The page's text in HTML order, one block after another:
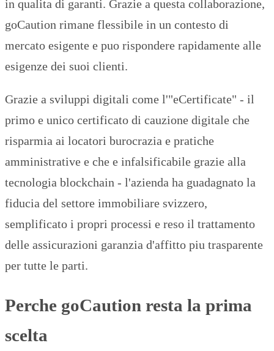
in qualita di garanti. Grazie a questa collaborazione,
goCaution rimane flessibile in un contesto di
mercato esigente e puo rispondere rapidamente alle
esigenze dei suoi clienti.
Grazie a sviluppi digitali come l'"eCertificate" - il
primo e unico certificato di cauzione digitale che
risparmia ai locatori burocrazia e pratiche
amministrative e che e infalsificabile grazie alla
tecnologia blockchain - l'azienda ha guadagnato la
fiducia del settore immobiliare svizzero,
semplificato i propri processi e reso il trattamento
delle assicurazioni garanzia d'affitto piu trasparente
per tutte le parti.
Perche goCaution resta la prima
scelta